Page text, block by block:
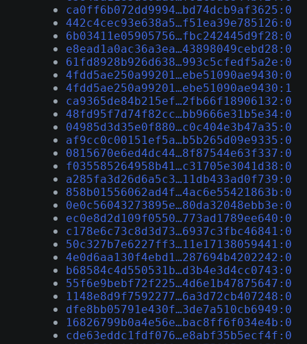
ca0ff6b072dd9994…bd74dcb9af3625:0
442c4cec93e638a5…f51ea39e785126:0
6b03411e05905756…fbc242445d9f28:0
e8ead1a0ac36a3ea…43898049cebd28:0
61fd8928b926d638…993c5cfedf5a2e:0
4fdd5ae250a99201…ebe51090ae9430:0
4fdd5ae250a99201…ebe51090ae9430:1
ca9365de84b215ef…2fb66f18906132:0
48fd95f7d74f82cc…bb9666e31b5e34:0
04985d3d35e0f880…c0c404e3b47a35:0
af9cc0c00151ef5a…b5b265d09e9335:0
0815670e6ed4dc44…8f87544e63f337:0
f035585264958b41…c31705e3041d38:0
a285fa3d26d6a5c3…11db433ad0f739:0
858b01556062ad4f…4ac6e55421863b:0
0e0c56043273895e…80da32048ebb3e:0
ec0e8d2d109f0550…773ad1789ee640:0
c178e6c73c8d3d73…6937c3fbc46841:0
50c327b7e6227ff3…11e17138059441:0
4e0d6aa130f4ebd1…287694b4202242:0
b68584c4d550531b…d3b4e3d4cc0743:0
55f6e9bebf72f225…4d6e1b47875647:0
1148e8d9f7592277…6a3d72cb407248:0
dfe8bb05791e430f…3de7a510cb6949:0
16826799b0a4e56e…bac8ff6f034e4b:0
cde63eddc1fdf076…e8abf35b5ecf4f:0